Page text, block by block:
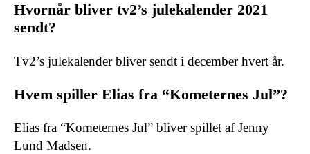
Hvornår bliver tv2’s julekalender 2021
sendt?
Tv2’s julekalender bliver sendt i december hvert år.
Hvem spiller Elias fra “Kometernes Jul”?
Elias fra “Kometernes Jul” bliver spillet af Jenny
Lund Madsen.